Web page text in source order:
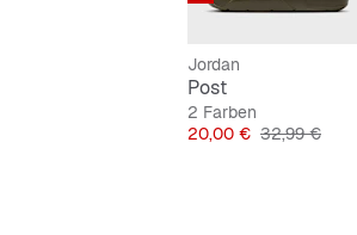
Cooles, schlichtes Design in Grün
Jordan
Post
2 Farben
Preis
20,00 € Originalpreis
32,99 €